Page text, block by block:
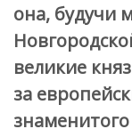
она, будучи
великие
за